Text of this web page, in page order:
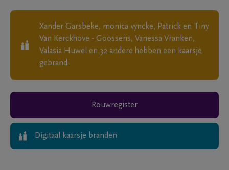
Xander Garsbeke, monica vyncke, Patrick en Tiny
Van Kerckhove - Goossens, Vanessa Vranken,
Valasia Huwel
en 32 andere hebben een kaarsje
gebrand.
Rouwregister
Digitaal kaarsje branden